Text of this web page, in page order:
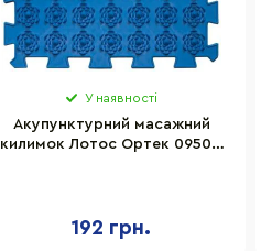
У наявності
Акупунктурний масажний
килимок Лотос Ортек 09501-
192 грн.